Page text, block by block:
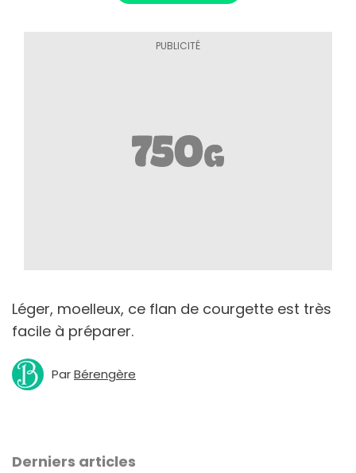
Léger, moelleux, ce flan de courgette est très
facile à préparer.
ParBérengère
Derniers articles